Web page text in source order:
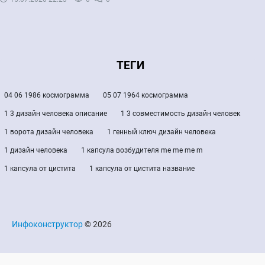
ТЕГИ
04 06 1986 космограмма 05 07 1964 космограмма
1 3 дизайн человека описание 1 3 совместимость дизайн человек
1 ворота дизайн человека 1 генный ключ дизайн человека
1 дизайн человека 1 капсула возбудителя me me me m
1 капсула от цистита 1 капсула от цистита название
Инфоконструктор© 2026